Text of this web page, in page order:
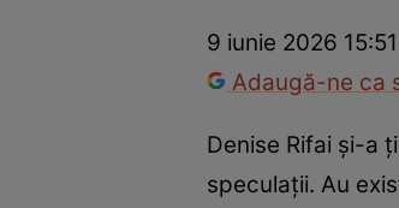
9 iunie 2026 15:51
Adaugă-ne ca
Denise Rifai și-a
speculații. Au